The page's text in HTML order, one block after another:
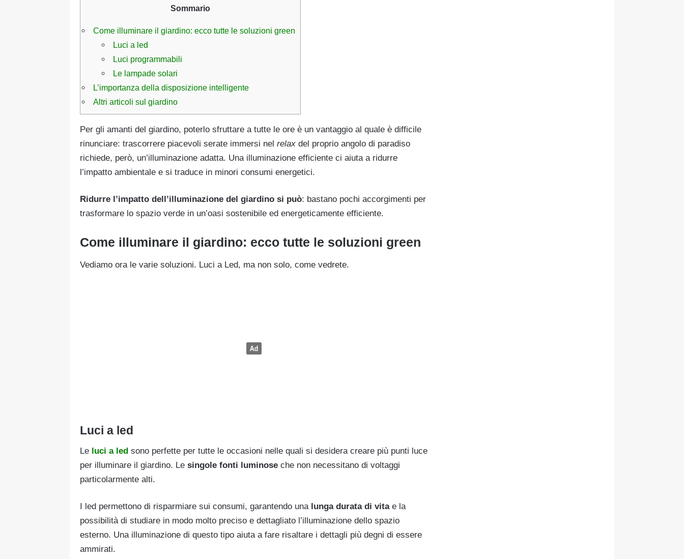
Sommario
Come illuminare il giardino: ecco tutte le soluzioni green
Luci a led
Luci programmabili
Le lampade solari
L’importanza della disposizione intelligente
Altri articoli sul giardino
Per gli amanti del giardino, poterlo sfruttare a tutte le ore è un vantaggio al quale è difficile
rinunciare: trascorrere piacevoli serate immersi nel relax del proprio angolo di paradiso
richiede, però, un’illuminazione adatta. Una illuminazione efficiente ci aiuta a ridurre
l’impatto ambientale e si traduce in minori consumi energetici.
Ridurre l’impatto dell’illuminazione del giardino si può: bastano pochi accorgimenti per
trasformare lo spazio verde in un’oasi sostenibile ed energeticamente efficiente.
Come illuminare il giardino: ecco tutte le soluzioni green
Vediamo ora le varie soluzioni. Luci a Led, ma non solo, come vedrete.
Luci a led
Le luci a led sono perfette per tutte le occasioni nelle quali si desidera creare più punti luce
per illuminare il giardino. Le singole fonti luminose che non necessitano di voltaggi
particolarmente alti.
I led permettono di risparmiare sui consumi, garantendo una lunga durata di vitae la
possibilità di studiare in modo molto preciso e dettagliato l’illuminazione dello spazio
esterno. Una illuminazione di questo tipo aiuta a fare risaltare i dettagli più degni di essere
ammirati.